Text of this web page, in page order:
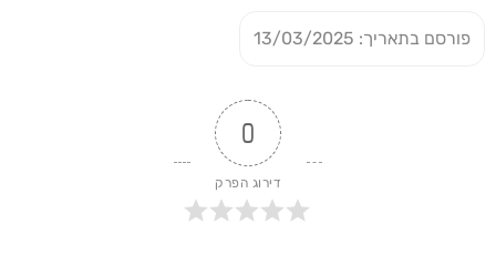
פורסם בתאריך: 13/03/2025
0
דירוג הפרק